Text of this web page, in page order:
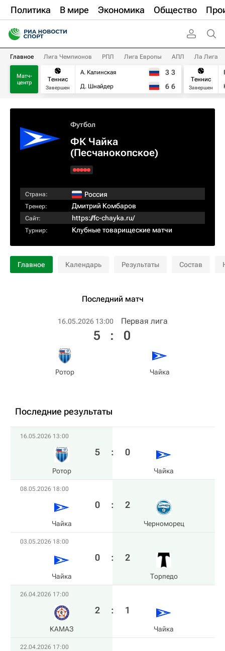
Политика В мире Экономика Общество
Главное Лига Чемпионов РПЛ Лига Европы АПЛ Ла Лига
Матч-
центр
Теннис
Завершен
А. Калинская
Д. Шнайдер
3 3
6 6
Теннис
Завершен
Футбол
ФК Чайка
(Песчанокопское)
Страна: Россия
Тренер: Дмитрий Комбаров
Сайт: https://fc-chayka.ru/
Турнир: Клубные товарищеские матчи
Главное Календарь Результаты Состав
Последний матч
16.05.2026 13:00 Первая лига
Ротор
5 : 0
Чайка
Последние результаты
16.05.2026 13:00
Ротор
5 : 0
Чайка
08.05.2026 18:00
Чайка
0 : 2
Черноморец
03.05.2026 18:00
Чайка
0 : 2
Торпедо
26.04.2026 17:00
КАМАЗ
2 : 1
Чайка
22.04.2026 17:00